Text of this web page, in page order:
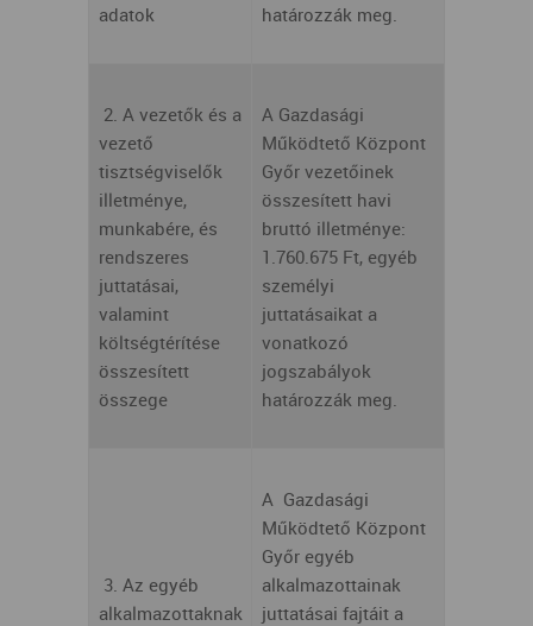
adatok
határozzák meg.
2. A vezetők és a
vezető
tisztségviselők
illetménye,
munkabére, és
rendszeres
juttatásai,
valamint
költségtérítése
összesített
összege
A Gazdasági
Működtető Központ
Győr vezetőinek
összesített havi
bruttó illetménye:
1.760.675 Ft, egyéb
személyi
juttatásaikat a
vonatkozó
jogszabályok
határozzák meg.
3. Az egyéb
alkalmazottaknak
A Gazdasági
Működtető Központ
Győr egyéb
alkalmazottainak
juttatásai fajtáit a